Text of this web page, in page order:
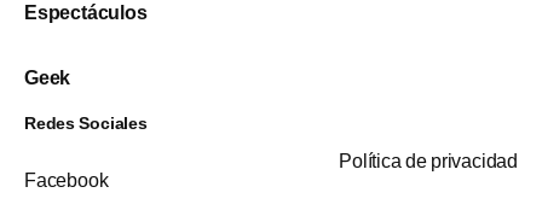
Espectáculos
Geek
Redes Sociales
Facebook
Política de privacidad